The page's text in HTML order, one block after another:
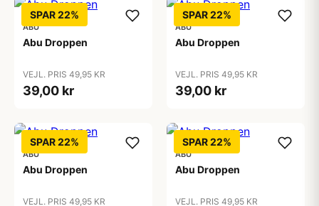
SPAR 22%
ABU
Abu Droppen
VEJL. PRIS 49,95 KR
39,00 kr
SPAR 22%
ABU
Abu Droppen
VEJL. PRIS 49,95 KR
39,00 kr
SPAR 22%
ABU
Abu Droppen
VEJL. PRIS 49,95 KR
SPAR 22%
ABU
Abu Droppen
VEJL. PRIS 49,95 KR